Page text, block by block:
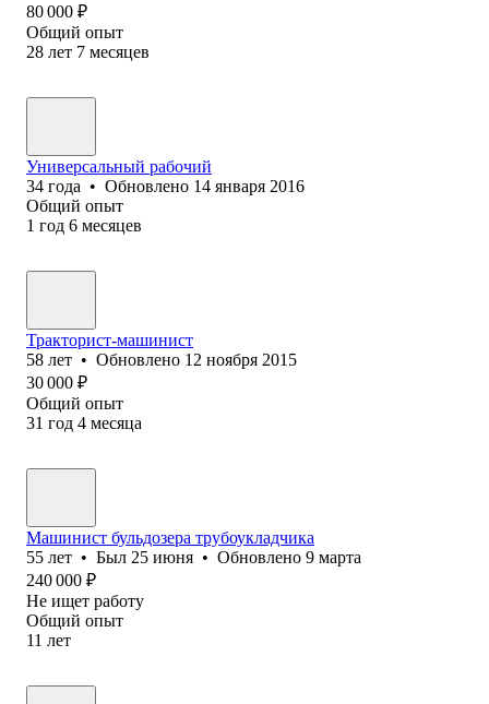
80 000 ₽
Общий опыт
28 лет 7 месяцев
Универсальный рабочий
34 года • Обновлено 14 января 2016
Общий опыт
1 год 6 месяцев
Тракторист-машинист
58 лет • Обновлено 12 ноября 2015
30 000 ₽
Общий опыт
31 год 4 месяца
Машинист бульдозера трубоукладчика
55 лет • Был 25 июня • Обновлено 9 марта
240 000 ₽
Не ищет работу
Общий опыт
11 лет